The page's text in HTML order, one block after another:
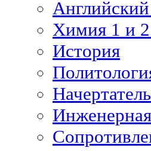
Химия 1 и
История